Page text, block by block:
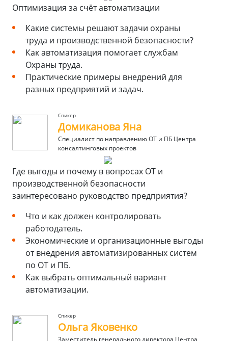
Оптимизация за счёт автоматизации
Какие системы решают задачи охраны
труда и производственной безопасности?
Как автоматизация помогает службам
Охраны труда.
Практические примеры внедрений для
разных предприятий и задач.
Спикер
Домиканова Яна
Специалист по направлению ОТ и ПБ Центра
консалтинговых проектов
Где выгоды и почему в вопросах ОТ и
производственной безопасности
заинтересовано руководство предприятия?
Что и как должен контролировать
работодатель.
Экономические и организационные выгоды
от внедрения автоматизированных систем
по ОТ и ПБ.
Как выбрать оптимальный вариант
автоматизации.
Спикер
Ольга Яковенко
Заместитель генерального директора Центра